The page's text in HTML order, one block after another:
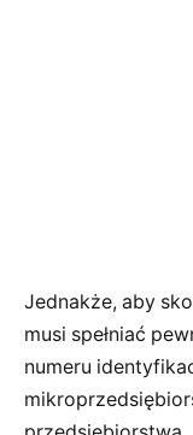
Jednakże, aby
musi spełniać
numeru